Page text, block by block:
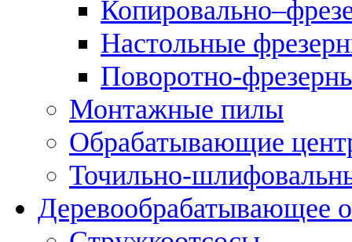
Настольные
Поворотно-
Монтажные пилы
Обрабатывающие
Точильно-
Деревообрабатывающее